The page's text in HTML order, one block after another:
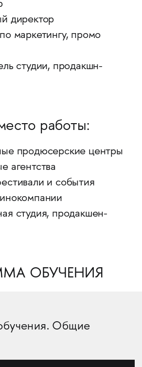
директор
маркетингу, промо
студии, продакшн-
работы:
продюсерские центры
агентства
и события
студия, продакшен-
ОБУЧЕНИЯ
Общие